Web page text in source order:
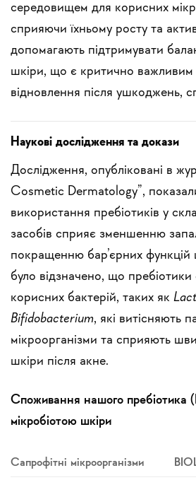
середовищем для корисних
сприяючи їхньому росту та
допомагають підтримувати
шкіри, що є критично важливим
відновлення після ушкоджень,
Наукові дослідження та докази
Дослідження, опубліковані в
Cosmetic Dermatology”,
використання пребіотиків у
засобів сприяє зменшенню
покращенню бар’єрних функцій
було відзначено, що
корисних бактерій, таких як
Bifidobacterium, які витісняють
мікроорганізми та сприяють
шкіри після акне.
Споживання нашого пребіотика
мікробіотою шкіри
Сапрофітні мікроорганізми